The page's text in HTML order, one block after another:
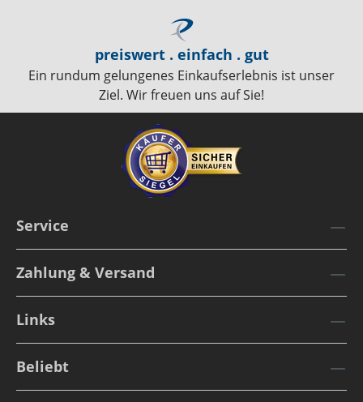
preiswert . einfach . gut
Ein rundum gelungenes Einkaufserlebnis ist unser
Ziel. Wir freuen uns auf Sie!
Service
Zahlung & Versand
Links
Beliebt